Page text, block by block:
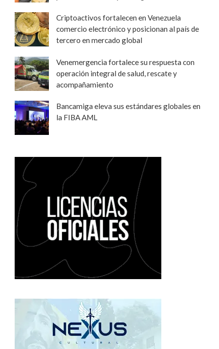
Criptoactivos fortalecen en Venezuela
comercio electrónico y posicionan al país de
tercero en mercado global
Venemergencia fortalece su respuesta con
operación integral de salud, rescate y
acompañamiento
Bancamiga eleva sus estándares globales en
la FIBA AML